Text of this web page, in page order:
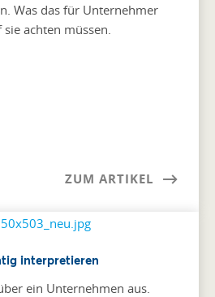
Was das für Unternehmer
achten müssen.
ZUM ARTIKEL
interpretieren
ein Unternehmen aus.